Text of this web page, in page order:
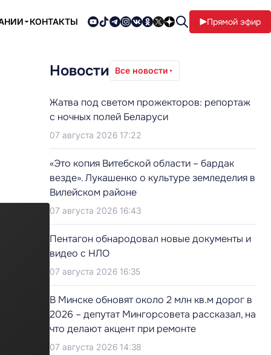
КОНТАКТЫ Прямой эфир
Новости Все новости
Жатва под светом прожекторов: репортаж
с ночных полей Беларуси
07 августа 2026 17:22
«Это копия Витебской области – бардак
везде». Лукашенко о культуре земледелия в
Вилейском районе
07 августа 2026 16:43
Пентагон обнародовал новые документы и
видео с НЛО
07 августа 2026 16:35
В Минске обновят около 2 млн кв.м дорог в
2026 – депутат Мингорсовета рассказал, на
что делают акцент при ремонте
07 августа 2026 14:38